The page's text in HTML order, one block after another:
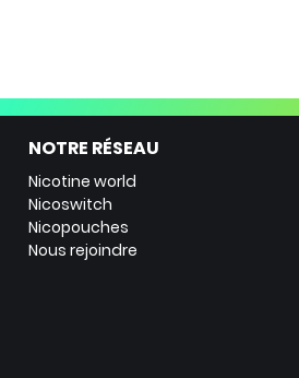
NOTRE RÉSEAU
Nicotine world
Nicoswitch
Nicopouches
Nous rejoindre